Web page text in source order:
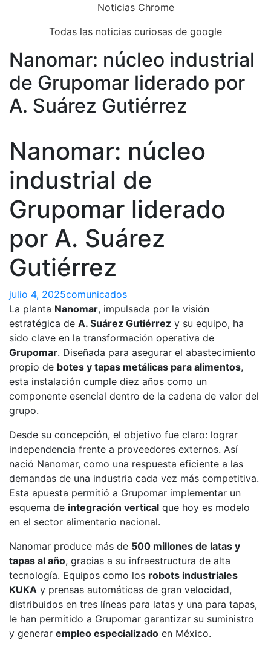
Noticias Chrome
Todas las noticias curiosas de google
Close
Menu
Nanomar: núcleo industrial
de Grupomar liderado por
A. Suárez Gutiérrez
Nanomar: núcleo
industrial de
Grupomar liderado
por A. Suárez
Gutiérrez
julio 4, 2025comunicados
La planta Nanomar, impulsada por la visión
estratégica de A. Suárez Gutiérrez y su equipo, ha
sido clave en la transformación operativa de
Grupomar. Diseñada para asegurar el abastecimiento
propio de botes y tapas metálicas para alimentos,
esta instalación cumple diez años como un
componente esencial dentro de la cadena de valor del
grupo.
Desde su concepción, el objetivo fue claro: lograr
independencia frente a proveedores externos. Así
nació Nanomar, como una respuesta eficiente a las
demandas de una industria cada vez más competitiva.
Esta apuesta permitió a Grupomar implementar un
esquema de integración vertical que hoy es modelo
en el sector alimentario nacional.
Nanomar produce más de 500 millones de latas y
tapas al año, gracias a su infraestructura de alta
tecnología. Equipos como los robots industriales
KUKA y prensas automáticas de gran velocidad,
distribuidos en tres líneas para latas y una para tapas,
le han permitido a Grupomar garantizar su suministro
y generar empleo especializado en México.